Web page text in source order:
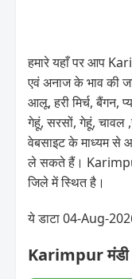
हमारे यहाँ पर आप
एवं अनाज के भाव की
आलू, हरी मिर्च, बैंगन,
गेहूं, सरसों, गेहूं, चावल
वेबसाइट के माध्यम से
ले सकते हैं।
जिले में स्थित है।
ये डाटा 04-Aug-
Karimpur मंडी